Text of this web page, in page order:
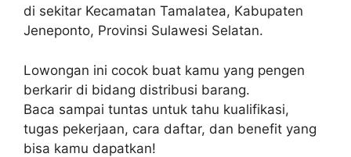
di sekitar Kecamatan Tamalatea, Kabupaten
Jeneponto, Provinsi Sulawesi Selatan.
Lowongan ini cocok buat kamu yang pengen
berkarir di bidang distribusi barang.
Baca sampai tuntas untuk tahu kualifikasi,
tugas pekerjaan, cara daftar, dan benefit yang
bisa kamu dapatkan!